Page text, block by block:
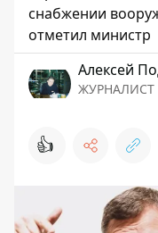
снабжении
отметил министр
Алексей
ЖУРНАЛИСТ
👍